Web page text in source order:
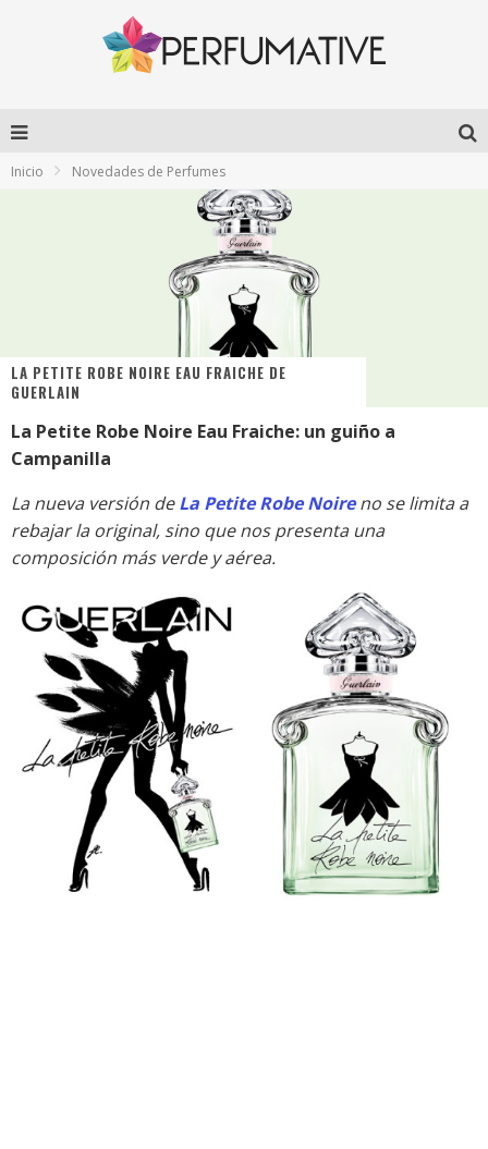
Inicio Novedades de Perfumes
LA PETITE ROBE NOIRE EAU FRAICHE DE
GUERLAIN
La Petite Robe Noire Eau Fraiche: un guiño a
Campanilla
La nueva versión deLa Petite Robe Noireno se limita a
rebajar la original, sino que nos presenta una
composición más verde y aérea.